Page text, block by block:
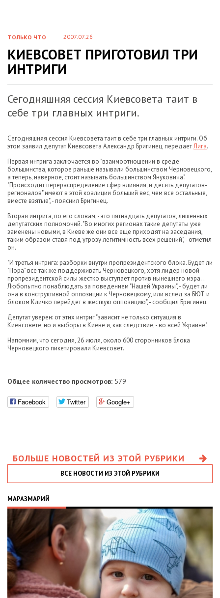
ТОЛЬКО ЧТО 2007.07.26
КИЕВСОВЕТ ПРИГОТОВИЛ ТРИ
ИНТРИГИ
Сегодняшняя сессия Киевсовета таит в
себе три главных интриги.
Сегодняшняя сессия Киевсовета таит в себе три главных интриги. Об
этом заявил депутат Киевсовета Александр Бригинец, передаетЛига.
Первая интрига заключается во "взаимоотношении в среде
большинства, которое раньше называли большинством Черновецкого,
а теперь, наверное, стоит называть большинством Януковича".
"Происходит перераспределение сфер влияния, и десять депутатов-
регионалов" имеют в этой коалиции больший вес, чем все остальные,
вместе взятые", - пояснил Бригинец.
Вторая интрига, по его словам, - это пятнадцать депутатов, лишенных
депутатских полномочий. "Во многих регионах такие депутаты уже
заменены новыми, в Киеве же они все еще приходят на заседания,
таким образом ставя под угрозу легитимность всех решений", - отметил
он.
"И третья интрига: разборки внутри пропрезидентского блока. Будет ли
"Пора" все так же поддерживать Черновецкого, хотя лидер новой
пропрезидентской силы жестко выступает против нынешнего мэра...
Любопытно понаблюдать за поведением "Нашей Украины", - будет ли
она в конструктивной оппозиции к Черновецкому, или вслед за БЮТ и
блоком Кличко перейдет в жесткую оппозицию", - сообщил Бригинец.
Депутат уверен: от этих интриг "зависит не только ситуация в
Киевсовете, но и выборы в Киеве и, как следствие, - во всей Украине".
Напомним, что сегодня, 26 июля, около 600 сторонников Блока
Черновецкого пикетировали Киевсовет.
Общее количество просмотров: 579
Facebook Twitter Google+
БОЛЬШЕ НОВОСТЕЙ ИЗ ЭТОЙ РУБРИКИ
ВСЕ НОВОСТИ ИЗ ЭТОЙ РУБРИКИ
МАРАЗМАРИЙ